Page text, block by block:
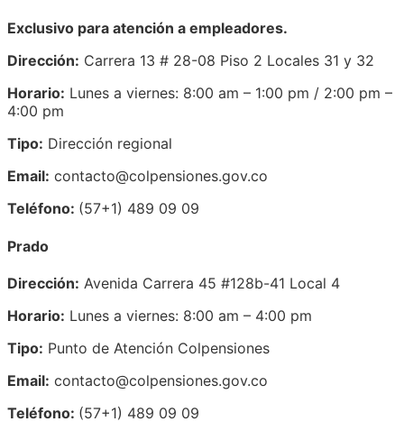
Exclusivo para atención a empleadores.
Dirección: Carrera 13 # 28-08 Piso 2 Locales 31 y 32
Horario: Lunes a viernes: 8:00 am – 1:00 pm / 2:00 pm –
4:00 pm
Tipo: Dirección regional
Email: contacto@colpensiones.gov.co
Teléfono: (57+1) 489 09 09
Prado
Dirección: Avenida Carrera 45 #128b-41 Local 4
Horario: Lunes a viernes: 8:00 am – 4:00 pm
Tipo: Punto de Atención Colpensiones
Email: contacto@colpensiones.gov.co
Teléfono: (57+1) 489 09 09